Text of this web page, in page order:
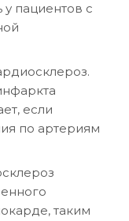
пациентов с
если
по артериям
таким